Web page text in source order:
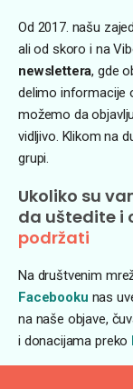
Od 2017. našu
ali od skoro i na
newslettera, gde
delimo informacije
možemo da
vidljivo. Klikom na
grupi.
Ukoliko su
da uštedite i
podržati
Na društvenim
Facebooku nas
na naše objave,
i donacijama preko